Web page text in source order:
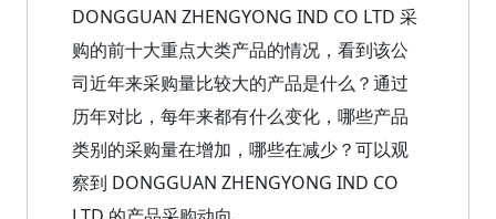
DONGGUAN ZHENGYONG IND CO LTD 采
购的前十大重点大类产品的情况，看到该公
司近年来采购量比较大的产品是什么？通过
历年对比，每年来都有什么变化，哪些产品
类别的采购量在增加，哪些在减少？可以观
察到 DONGGUAN ZHENGYONG IND CO